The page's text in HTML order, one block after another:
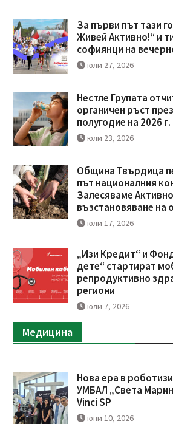
За първи път тази
Живей Активно!“ и
софиянци на
юли 27, 2026
Нестле Групата
органичен ръст
полугодие на 2026 г.
юли 23, 2026
Община Твърдица
път националния
Залесяваме
възстановяване на
юли 17, 2026
„Изи Кредит“ и
дете“ стартират
репродуктивно
региони
юли 7, 2026
Медицина
Нова ера в
УМБАЛ „Света
Vinci SP
юни 10, 2026